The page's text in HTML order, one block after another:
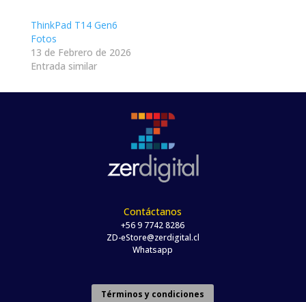
ThinkPad T14 Gen6
Fotos
13 de Febrero de 2026
Entrada similar
Contáctanos
+56 9 7742 8286
ZD-eStore@zerdigital.cl
Whatsapp
Términos y condiciones